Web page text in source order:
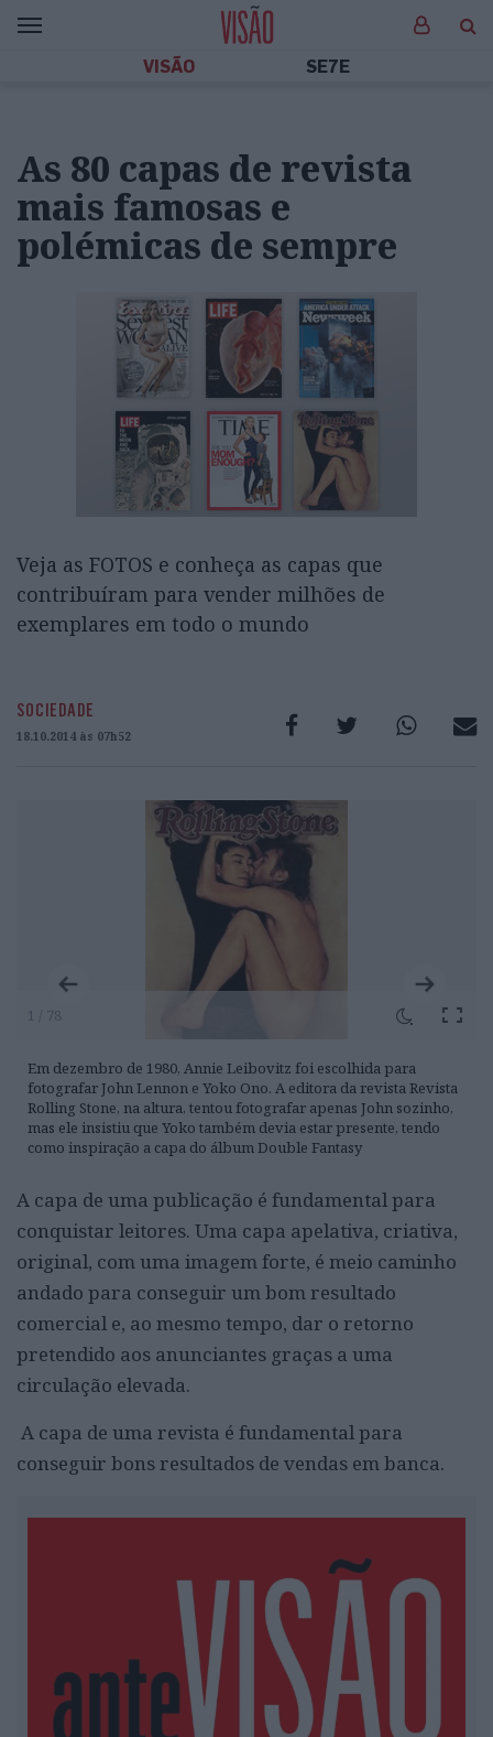
VISÃO SE7E
As 80 capas de revista
mais famosas e
polémicas de sempre
Veja as FOTOS e conheça as capas que
contribuíram para vender milhões de
exemplares em todo o mundo
SOCIEDADE
18.10.2014 às 07h52
1 / 78
Em dezembro de 1980, Annie Leibovitz foi escolhida para
fotografar John Lennon e Yoko Ono. A editora da revista Revista
Rolling Stone, na altura, tentou fotografar apenas John sozinho,
mas ele insistiu que Yoko também devia estar presente, tendo
como inspiração a capa do álbum Double Fantasy
A capa de uma publicação é fundamental para
conquistar leitores. Uma capa apelativa, criativa,
original, com uma imagem forte, é meio caminho
andado para conseguir um bom resultado
comercial e, ao mesmo tempo, dar o retorno
pretendido aos anunciantes graças a uma
circulação elevada.
A capa de uma revista é fundamental para
conseguir bons resultados de vendas em banca.